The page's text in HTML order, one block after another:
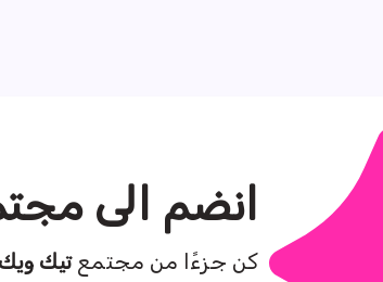
انضم الى
كن جزءًا من مجتمع تيك ويك